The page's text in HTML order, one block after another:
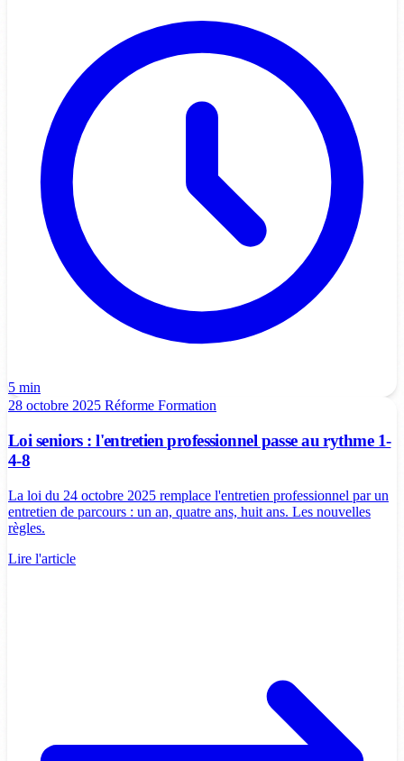
5 min
28 octobre 2025 Réforme Formation
Loi seniors : l'entretien professionnel passe au rythme 1-
4-8
La loi du 24 octobre 2025 remplace l'entretien professionnel par un
entretien de parcours : un an, quatre ans, huit ans. Les nouvelles
règles.
Lire l'article